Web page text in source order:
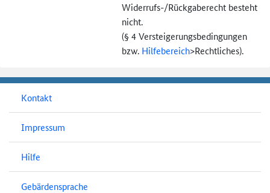
Widerrufs-/Rückgaberecht besteht
nicht.
(§ 4 Versteigerungs­bedingungen
bzw. Hilfebereich>Rechtliches).
Kontakt
Impressum
Hilfe
Gebärdensprache